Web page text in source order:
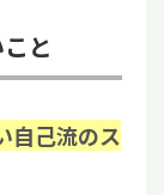
と
自己流のス